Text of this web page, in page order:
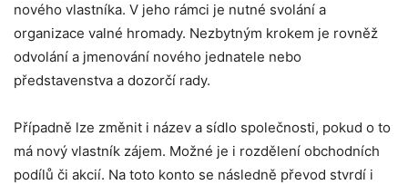
nového vlastníka. V jeho rámci je nutné svolání a
organizace valné hromady. Nezbytným krokem je rovněž
odvolání a jmenování nového jednatele nebo
představenstva a dozorčí rady.
Případně lze změnit i název a sídlo společnosti, pokud o to
má nový vlastník zájem. Možné je i rozdělení obchodních
podílů či akcií. Na toto konto se následně převod stvrdí i